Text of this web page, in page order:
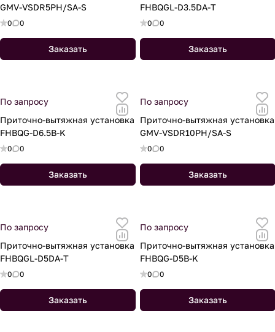
GMV-VSDR5PH/SA-S
0 0
Заказать
FHBQGL-D3.5DA-T
0 0
Заказать
По запросу
Приточно-вытяжная установка
FHBQG-D6.5B-K
0 0
Заказать
По запросу
Приточно-вытяжная установка
GMV-VSDR10PH/SA-S
0 0
Заказать
По запросу
Приточно-вытяжная установка
FHBQGL-D5DA-T
0 0
Заказать
По запросу
Приточно-вытяжная установка
FHBQG-D5B-K
0 0
Заказать